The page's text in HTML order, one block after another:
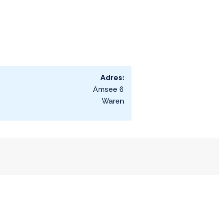
Adres:
Amsee 6
Waren